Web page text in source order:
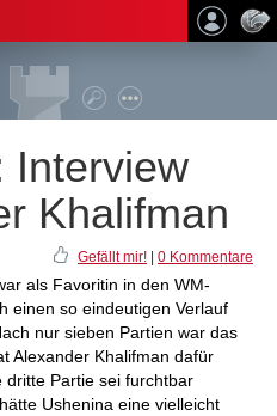
Interview
Khalifman
Gefällt mir! 0 Kommentare
als Favoritin in den WM-
einen so eindeutigen Verlauf
nur sieben Partien war das
Alexander Khalifman dafür
dritte Partie sei furchtbar
Ushenina eine vielleicht